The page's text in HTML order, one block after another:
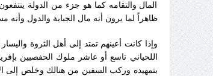
المال والتقامه كما هو جزء من الدولة
ظاهراً لما يرون أنه مال الجباية والدول وأنه
وإذا كانت أعينهم تمتد إلى أهل الثروة
اللحياني تاسع أو عاشر ملوك الحفصيين
بتمهيده وركب السفين من هنالك وخلص إلى